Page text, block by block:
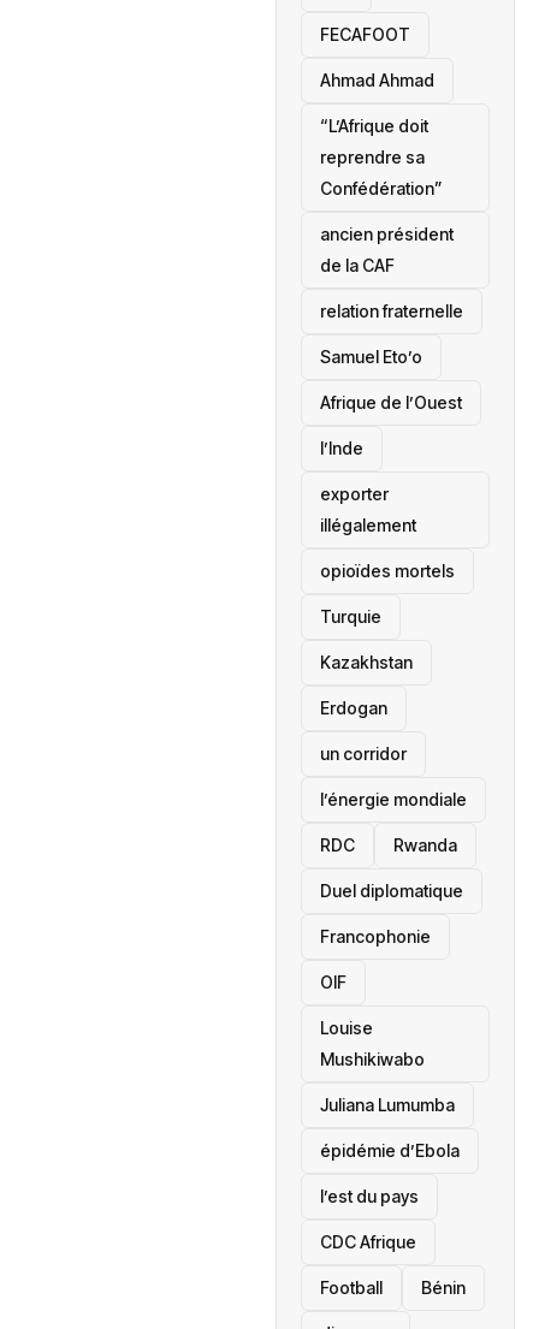
FECAFOOT
‎Ahmad Ahmad
“L’Afrique doit
reprendre sa
Confédération”
ancien président
de la CAF
relation fraternelle
Samuel Eto’o
Afrique de l’Ouest
l’Inde
exporter
illégalement
opioïdes mortels
‎Turquie
Kazakhstan
Erdogan
un corridor
l’énergie mondiale
RDC Rwanda
Duel diplomatique
Francophonie
OIF
Louise
Mushikiwabo
Juliana Lumumba
épidémie d’Ebola
l’est du pays
CDC Afrique
Football Bénin